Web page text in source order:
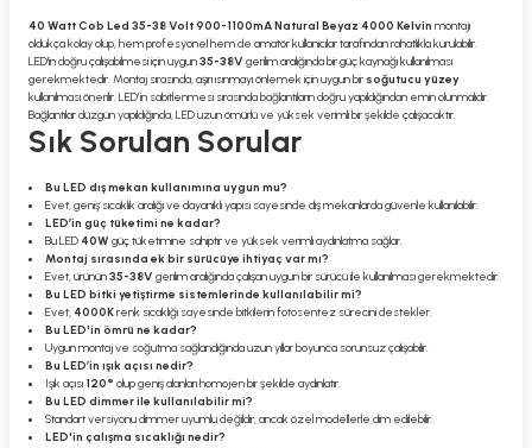
40 Watt Cob Led 35-38 Volt 900-1100mA Natural Beyaz 4000 Kelvin montajı
oldukça kolay olup, hem profesyonel hem de amatör kullanıcılar tarafından rahatlıkla kurulabilir.
LED'in doğru çalışabilmesi için uygun35-38V gerilim aralığında bir güç kaynağı kullanılması
gerekmektedir. Montaj sırasında, aşırı ısınmayı önlemek için uygun bir soğutucu yüzey
kullanılması önerilir. LED’in sabitlenmesi sırasında bağlantıların doğru yapıldığından emin olunmalıdır.
Bağlantılar düzgün yapıldığında, LED uzun ömürlü ve yüksek verimli bir şekilde çalışacaktır.
Sık Sorulan Sorular
Bu LED dış mekan kullanımına uygun mu?
Evet, geniş sıcaklık aralığı ve dayanıklı yapısı sayesinde dış mekanlarda güvenle kullanılabilir.
LED’in güç tüketimi ne kadar?
Bu LED 40W güç tüketimine sahiptir ve yüksek verimli aydınlatma sağlar.
Montaj sırasında ek bir sürücüye ihtiyaç var mı?
Evet, ürünün35-38V gerilim aralığında çalışan uygun bir sürücü ile kullanılması gerekmektedir.
Bu LED bitki yetiştirme sistemlerinde kullanılabilir mi?
Evet, 4000Krenk sıcaklığı sayesinde bitkilerin fotosentez sürecini destekler.
Bu LED'in ömrü ne kadar?
Uygun montaj ve soğutma sağlandığında uzun yıllar boyunca sorunsuz çalışabilir.
Bu LED’in ışık açısı nedir?
Işık açısı 120° olup geniş alanları homojen bir şekilde aydınlatır.
Bu LED dimmer ile kullanılabilir mi?
Standart versiyonu dimmer uyumlu değildir, ancak özel modellerle dim edilebilir.
LED'in çalışma sıcaklığı nedir?